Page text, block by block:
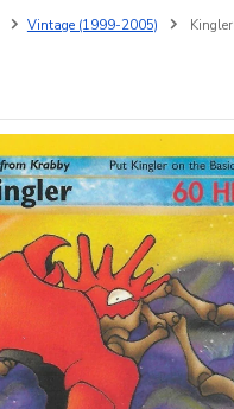
Vintage (1999-2005) Kingler